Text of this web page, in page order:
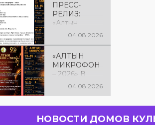
Вас с днём
рождения!
ПРЕСС-
РЕЛИЗ:
«Алтын
микрофон –
ный конкурс
вокалистов
04.08.2026
«АЛТЫН
МИКРОФОН
– 2026» В
КОСТАНАЕ! С
Костанае
04.08.2026
НОВОСТИ ДОМОВ